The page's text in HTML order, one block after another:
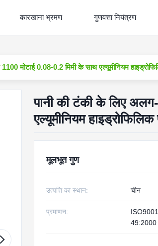
कारखाना भ्रमण गुणवत्ता नियंत्रण
मोटाई 0.08-0.2 मिमी के साथ एल्यूमीनियम
पानी की टंकी के लिए
एल्यूमीनियम हाइड्रोफिलिक
मूलभूत गुण
उत्पत्ति का स्थान: चीन
प्रमाणन:
49:2000